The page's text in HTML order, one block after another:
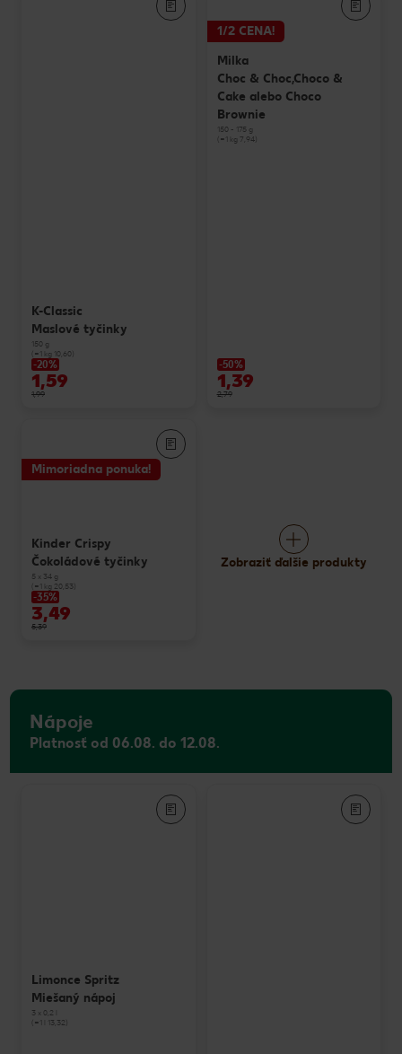
K-Classic
Maslové tyčinky
150 g
(=1 kg 10,60)
-20%
1,59
1,99
1/2 CENA!
Milka
Choc & Choc,Choco &
Cake alebo Choco
Brownie
150 - 175 g
(=1 kg 7,94)
-50%
1,39
2,79
Mimoriadna ponuka!
Kinder Crispy
Čokoládové tyčinky
5 x 34 g
(=1 kg 20,53)
-35%
3,49
5,39
Zobraziť ďalšie produkty
Nápoje
Platnosť od 06.08. do 12.08.
Limonce Spritz
Miešaný nápoj
3 x 0,2 l
(=1 l 13,32)